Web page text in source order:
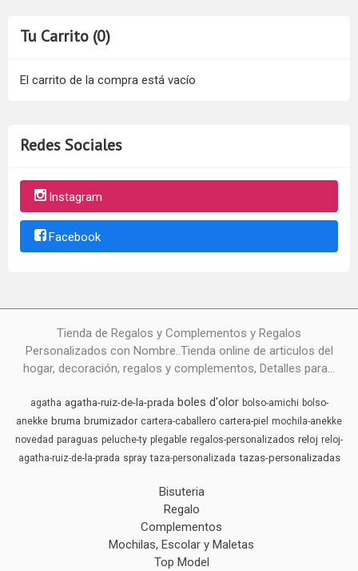
Tu Carrito (0)
El carrito de la compra está vacío
Redes Sociales
Instagram
Facebook
Tienda de Regalos y Complementos y Regalos
Personalizados con Nombre..Tienda online de articulos del
hogar, decoración, regalos y complementos, Detalles para...
agatha agatha-ruiz-de-la-prada boles d'olor bolso-amichi bolso-
anekke bruma brumizador cartera-caballero cartera-piel mochila-anekke
novedad paraguas peluche-ty plegable regalos-personalizados reloj reloj-
agatha-ruiz-de-la-prada spray taza-personalizada tazas-personalizadas
Bisuteria
Regalo
Complementos
Mochilas, Escolar y Maletas
Top Model